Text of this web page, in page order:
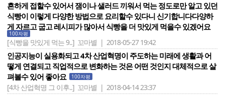
흔하게 접할수 있어서 잼이나 샐러드 끼워서 먹는 정도로만 알고 있던
식빵이 이렇게 다양한 방법으로 요리할수 있다니 신기합니다다양하
게 자르고 굽고 레시피가 많아서 식빵을 더 맛있게 먹을수 있겠어요
100자평
[식빵을 맛있게 먹는 9..] 꼬마별 | 2018-05-27 19:42
인공지능이 실용화되고 4차 산업혁명이 주도하는 미래에 생활과 어
떻게 연결되고 직업적으로 변화하는 것은 어떤 것인지 대체적으로 살
펴볼수 있어 좋아요
100자평
[4차 산업혁명 그 이후..] 꼬마별 | 2018-04-14 23:37